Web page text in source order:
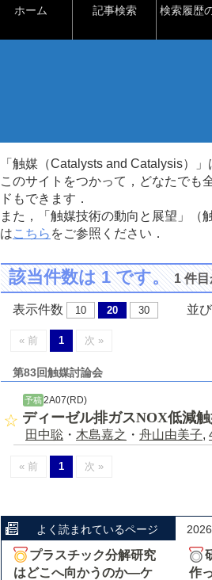
ホーム 記事検索 検索履歴
「触媒（Catalysts and Catalysis）
このサイトをつかって，どなたでも
ドもできます．
また，「触媒技術の動向と展望」（
はこちら をご参照ください．
該当件数は 1 です。1 件
表示件数 10 20 30 並び
« 前 1 次 »
第83回触媒討論会
予稿 2A07(RD)
ディーゼル排ガスNOX低減
田中聡 ・ 木島嘉之 ・ 舟山由美子,
« 前 1 次 »
よく読まれているページ
プラスチック分解研究
はどこへ向かうのか―ケ
作